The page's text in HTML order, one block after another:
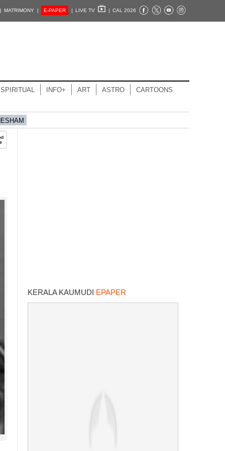
MATRIMONY | E-PAPER | LIVE TV | CAL 2026
SPIRITUAL INFO+ ART ASTRO CARTOONS
KERALA KAUMUDI EPAPER